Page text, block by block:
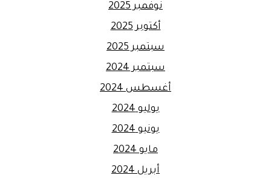
نوفمبر 2025
أكتوبر 2025
سبتمبر 2025
سبتمبر 2024
أغسطس 2024
يوليو 2024
يونيو 2024
مايو 2024
أبريل 2024